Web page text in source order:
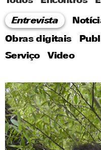
Visite
Redes
Entrevista
Obras digitais
Serviço
Video